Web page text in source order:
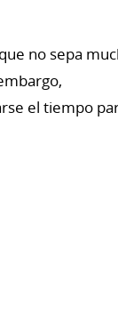
no sepa
el tiempo